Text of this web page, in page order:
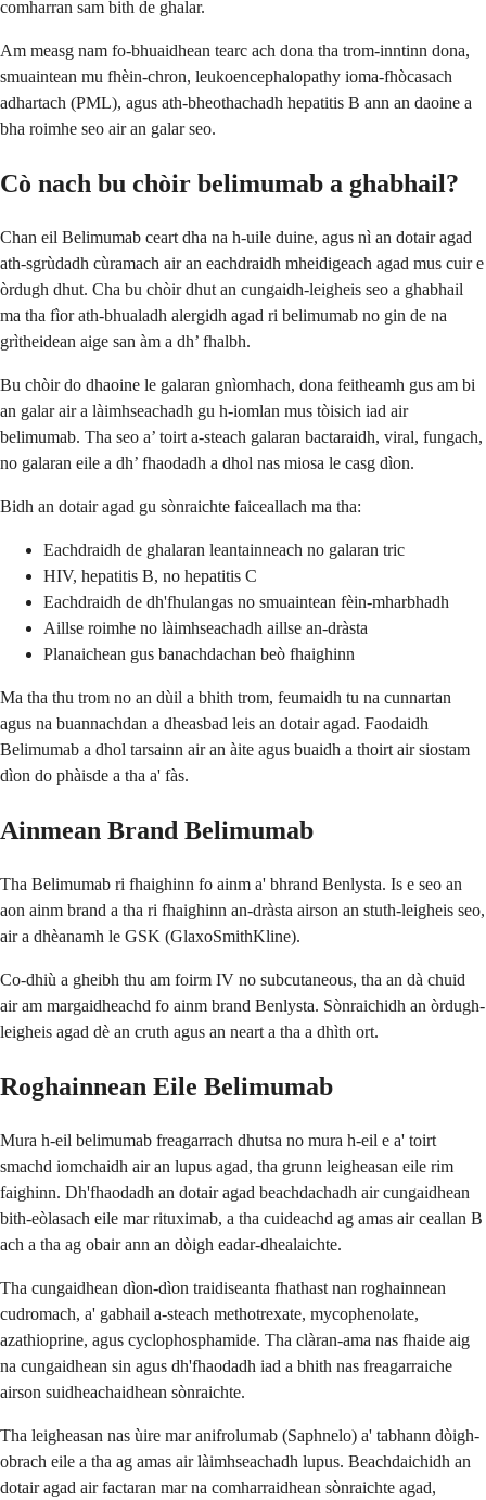
comharran sam bith de ghalar.
Am measg nam fo-bhuaidhean tearc ach dona tha trom-inntinn dona,
smuaintean mu fhèin-chron, leukoencephalopathy ioma-fhòcasach
adhartach (PML), agus ath-bheothachadh hepatitis B ann an daoine a
bha roimhe seo air an galar seo.
Cò nach bu chòir belimumab a ghabhail?
Chan eil Belimumab ceart dha na h-uile duine, agus nì an dotair agad
ath-sgrùdadh cùramach air an eachdraidh mheidigeach agad mus cuir e
òrdugh dhut. Cha bu chòir dhut an cungaidh-leigheis seo a ghabhail
ma tha fìor ath-bhualadh alergidh agad ri belimumab no gin de na
grìtheidean aige san àm a dh’ fhalbh.
Bu chòir do dhaoine le galaran gnìomhach, dona feitheamh gus am bi
an galar air a làimhseachadh gu h-iomlan mus tòisich iad air
belimumab. Tha seo a’ toirt a-steach galaran bactaraidh, viral, fungach,
no galaran eile a dh’ fhaodadh a dhol nas miosa le casg dìon.
Bidh an dotair agad gu sònraichte faiceallach ma tha:
Eachdraidh de ghalaran leantainneach no galaran tric
HIV, hepatitis B, no hepatitis C
Eachdraidh de dh'fhulangas no smuaintean fèin-mharbhadh
Aillse roimhe no làimhseachadh aillse an-dràsta
Planaichean gus banachdachan beò fhaighinn
Ma tha thu trom no an dùil a bhith trom, feumaidh tu na cunnartan
agus na buannachdan a dheasbad leis an dotair agad. Faodaidh
Belimumab a dhol tarsainn air an àite agus buaidh a thoirt air siostam
dìon do phàisde a tha a' fàs.
Ainmean Brand Belimumab
Tha Belimumab ri fhaighinn fo ainm a' bhrand Benlysta. Is e seo an
aon ainm brand a tha ri fhaighinn an-dràsta airson an stuth-leigheis seo,
air a dhèanamh le GSK (GlaxoSmithKline).
Co-dhiù a gheibh thu am foirm IV no subcutaneous, tha an dà chuid
air am margaidheachd fo ainm brand Benlysta. Sònraichidh an òrdugh-
leigheis agad dè an cruth agus an neart a tha a dhìth ort.
Roghainnean Eile Belimumab
Mura h-eil belimumab freagarrach dhutsa no mura h-eil e a' toirt
smachd iomchaidh air an lupus agad, tha grunn leigheasan eile rim
faighinn. Dh'fhaodadh an dotair agad beachdachadh air cungaidhean
bith-eòlasach eile mar rituximab, a tha cuideachd ag amas air ceallan B
ach a tha ag obair ann an dòigh eadar-dhealaichte.
Tha cungaidhean dìon-dìon traidiseanta fhathast nan roghainnean
cudromach, a' gabhail a-steach methotrexate, mycophenolate,
azathioprine, agus cyclophosphamide. Tha clàran-ama nas fhaide aig
na cungaidhean sin agus dh'fhaodadh iad a bhith nas freagarraiche
airson suidheachaidhean sònraichte.
Tha leigheasan nas ùire mar anifrolumab (Saphnelo) a' tabhann dòigh-
obrach eile a tha ag amas air làimhseachadh lupus. Beachdaichidh an
dotair agad air factaran mar na comharraidhean sònraichte agad,